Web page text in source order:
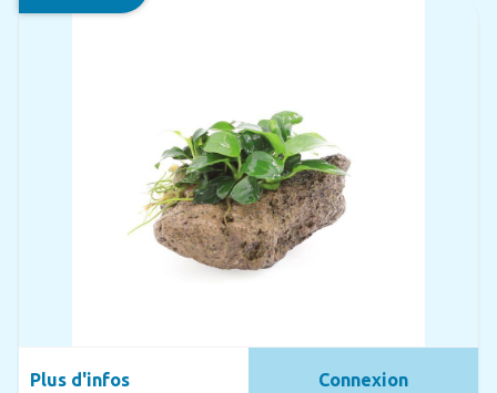
Plus d'infos Connexion